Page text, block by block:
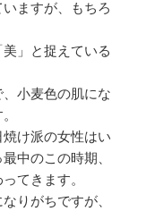
ますが、もちろ
」と捉えている
小麦色の肌にな
け派の女性はい
中のこの時期、
てきます。
りがちですが、